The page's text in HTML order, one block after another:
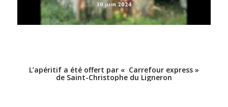
L’apéritif a été offert par « Carrefour express »
de Saint-Christophe du Ligneron